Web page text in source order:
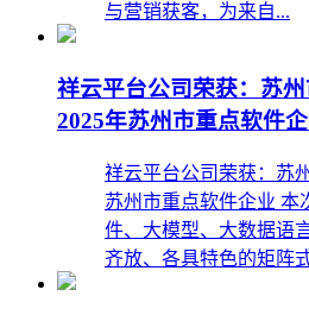
与营销获客，为来自...
祥云平台公司荣获：苏
2025年苏州市重点软件
祥云平台公司荣获：苏
苏州市重点软件企业 本
件、大模型、大数据语
齐放、各具特色的矩阵